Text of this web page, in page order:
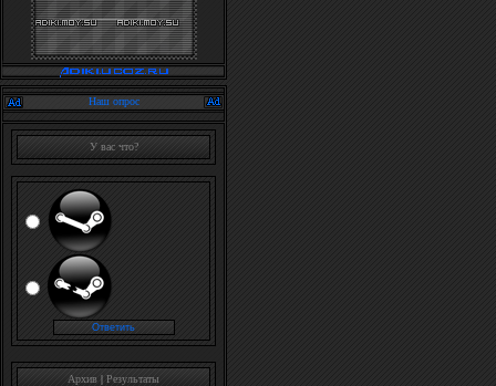
Наш опрос
У вас что?
Архив | Результаты